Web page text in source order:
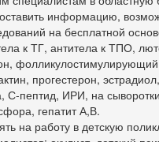
информацию,
на бесплатной
к ТГ, антитела к ТПО,
прогестерон,
С-пептид, ИРИ, на
гепатит А,В.
на работу в детскую